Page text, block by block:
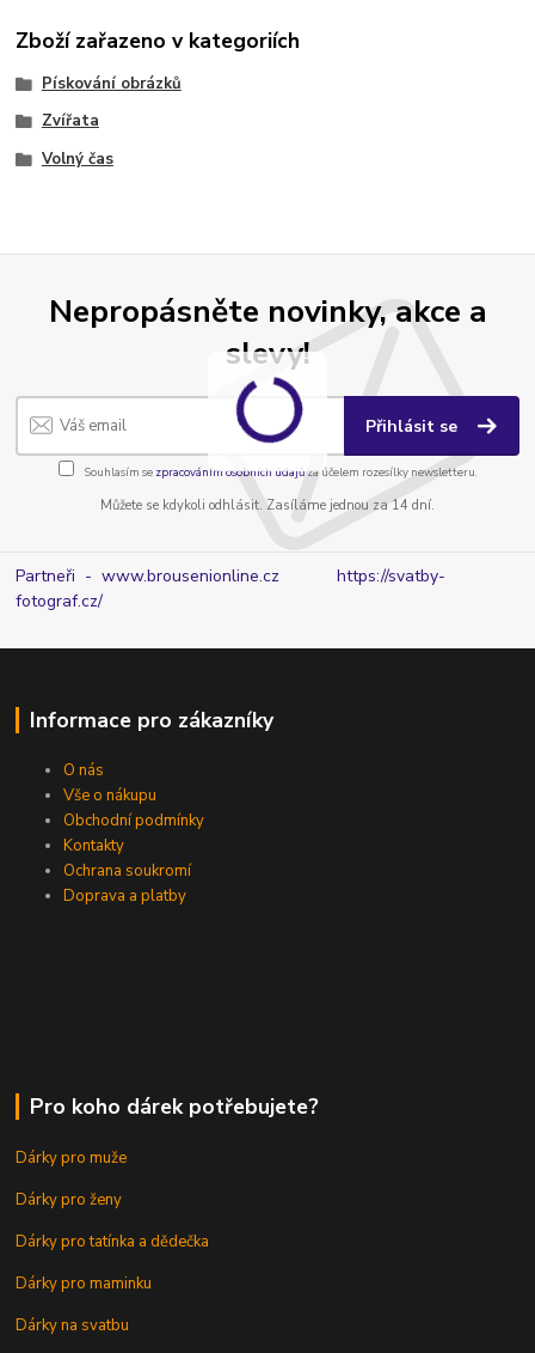
Zboží zařazeno v kategoriích
Pískování obrázků
Zvířata
Volný čas
Nepropásněte novinky, akce a
slevy!
Přihlásit se
Souhlasím se zpracováním osobních údajůza účelem rozesílky newsletteru.
Můžete se kdykoli odhlásit. Zasíláme jednou za 14 dní.
Partneři - www.brousenionline.czhttps://svatby-
fotograf.cz/
Informace pro zákazníky
O nás
Vše o nákupu
Obchodní podmínky
Kontakty
Ochrana soukromí
Doprava a platby
Pro koho dárek potřebujete?
Dárky pro muže
Dárky pro ženy
Dárky pro tatínka a dědečka
Dárky pro maminku
Dárky na svatbu